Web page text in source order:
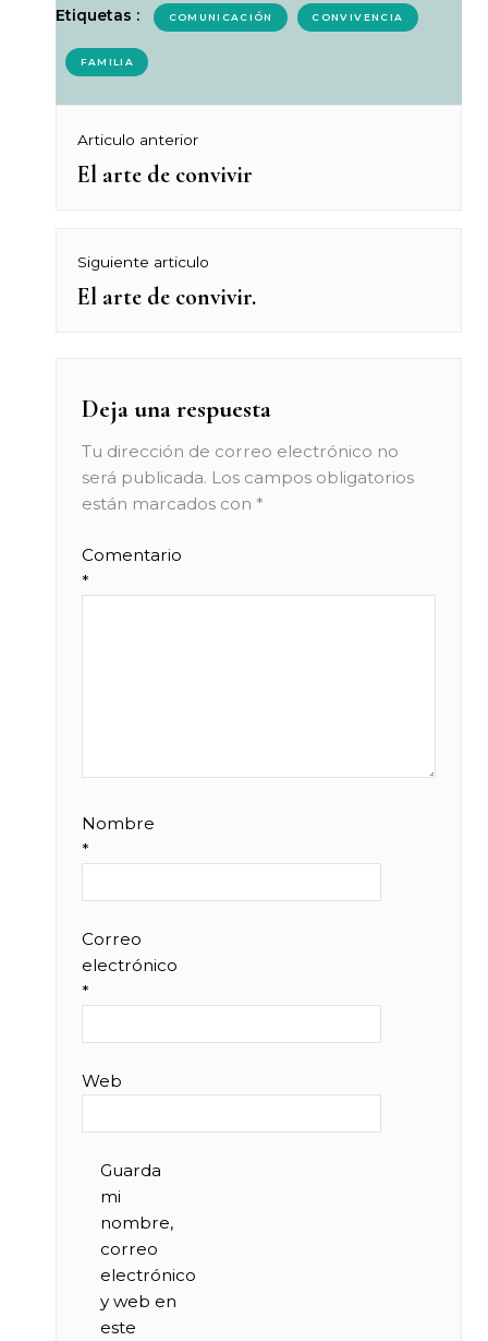
Etiquetas : COMUNICACIÓN CONVIVENCIA
FAMILIA
Navegación
de
Articulo anterior
Previous
El arte de convivir
Siguiente articulo
Next
El arte de convivir.
Deja una respuesta
Tu dirección de correo electrónico no
será publicada. Los campos obligatorios
están marcados con *
Comentario
*
Nombre
*
Correo
electrónico
*
Web
Guarda
mi
nombre,
correo
electrónico
y web en
este